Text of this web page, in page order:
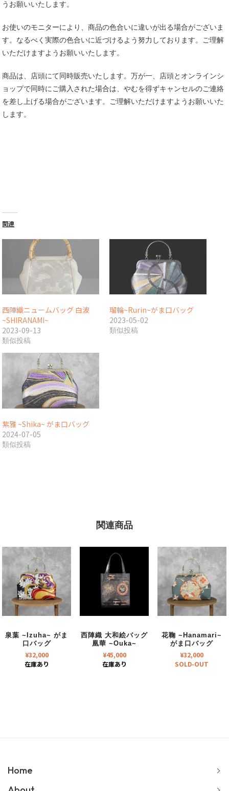
うお願いいたします。
お使いのモニターにより、商品の色合いに違いが出る場合がございま
す。なるべく実際の色合いに近づけるよう努力しております。ご理解
いただけますようお願いいたします。
商品は、店頭にて同時販売いたします。万が一、店頭とオンラインシ
ョップで同時にご購入された場合は、やむを得ずキャンセルのご連絡
を差し上げる場合がございます。ご理解いただけますようお願いいた
します。
関連
西陣織ニュームバッグ 白波
~SHIRANAMI~
2023-09-13
類似投稿
瑠輪~Rurin~がま口バッグ
2023-05-02
類似投稿
紫雅 ~Shika~ がま口バッグ
2024-07-05
類似投稿
関連商品
泉葉 ~Izuha~ がま
口バッグ
¥32,000
在庫あり
西陣織 大和絵バッグ
凰華 ~Ouka~
¥45,000
在庫あり
花鞠 ~Hanamari~
がま口バッグ
¥32,000
SOLD-OUT
Home